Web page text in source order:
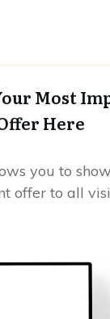
Most
Here
you to
offer to all